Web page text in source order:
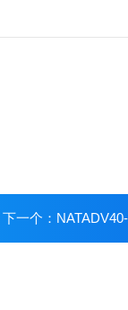
下一个： NATADV40-GP